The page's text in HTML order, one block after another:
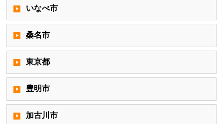
いなべ市
桑名市
東京都
豊明市
加古川市